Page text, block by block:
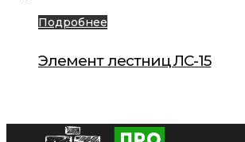
Подробнее
Элемент лестниц ЛС-15